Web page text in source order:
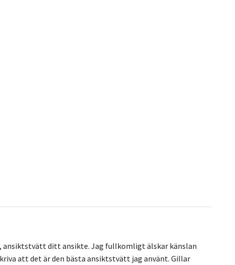
ansiktstvätt ditt ansikte. Jag fullkomligt älskar känslan
att det är den bästa ansiktstvätt jag använt. Gillar